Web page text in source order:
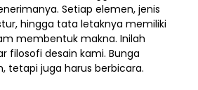
Setiap elemen,jenis
hingga tata letaknya memiliki
membentuk makna. Inilah
filosofi desain kami. Bunga
tetapi juga harus berbicara.